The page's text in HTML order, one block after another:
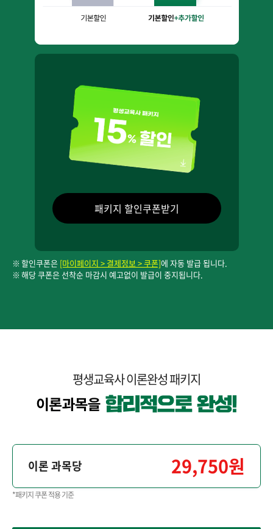
패키지 할인쿠폰받기
할인쿠폰은 [마이페이지 > 결제정보 > 쿠폰]에 자동 발급 됩니다.
해당 쿠폰은 선착순 마감시 예고없이 발급이 중지됩니다.
평생교육사 이론완성 패키지
이론 과목당 29,750원
*패키지 쿠폰 적용 기준